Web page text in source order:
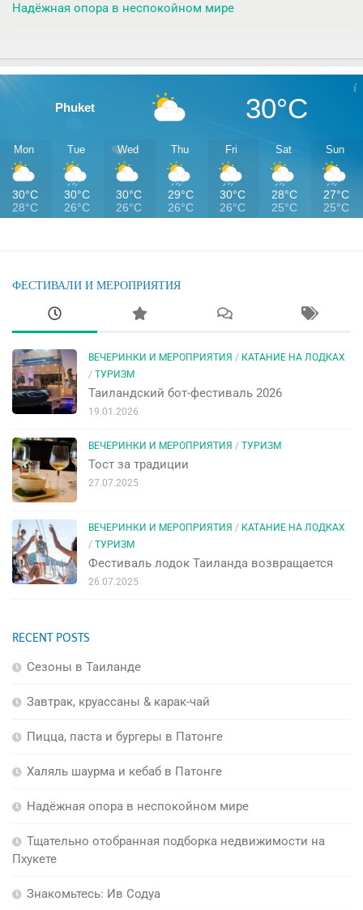
Надёжная опора в неспокойном мире
Phuket 30°C
Mon
30°C
28°C
Tue
30°C
26°C
Wed
30°C
26°C
Thu
29°C
26°C
Fri
30°C
26°C
Sat
28°C
25°C
Sun
27°C
25°C
ФЕСТИВАЛИ И МЕРОПРИЯТИЯ
ВЕЧЕРИНКИ И МЕРОПРИЯТИЯ / КАТАНИЕ НА ЛОДКАХ
/ ТУРИЗМ
Таиландский бот-фестиваль 2026
19.01.2026
ВЕЧЕРИНКИ И МЕРОПРИЯТИЯ / ТУРИЗМ
Тост за традиции
27.07.2025
ВЕЧЕРИНКИ И МЕРОПРИЯТИЯ / КАТАНИЕ НА ЛОДКАХ
/ ТУРИЗМ
Фестиваль лодок Таиланда возвращается
26.07.2025
RECENT POSTS
Сезоны в Таиланде
Завтрак, круассаны & карак-чай
Пицца, паста и бургеры в Патонге
Халяль шаурма и кебаб в Патонге
Надёжная опора в неспокойном мире
Тщательно отобранная подборка недвижимости на
Пхукете
Знакомьтесь: Ив Содуа